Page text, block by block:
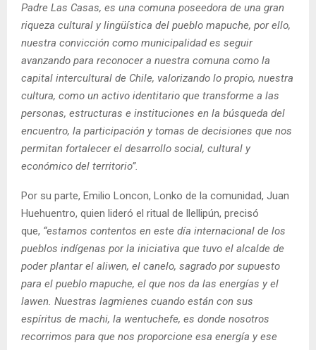
Padre Las Casas, es una comuna poseedora de una gran
riqueza cultural y lingüística del pueblo mapuche, por ello,
nuestra convicción como municipalidad es seguir
avanzando para reconocer a nuestra comuna como la
capital intercultural de Chile, valorizando lo propio, nuestra
cultura, como un activo identitario que transforme a las
personas, estructuras e instituciones en la búsqueda del
encuentro, la participación y tomas de decisiones que nos
permitan fortalecer el desarrollo social, cultural y
económico del territorio”.
Por su parte, Emilio Loncon, Lonko de la comunidad, Juan
Huehuentro, quien lideró el ritual de llellipún, precisó
que, “estamos contentos en este día internacional de los
pueblos indígenas por la iniciativa que tuvo el alcalde de
poder plantar el aliwen, el canelo, sagrado por supuesto
para el pueblo mapuche, el que nos da las energías y el
lawen. Nuestras lagmienes cuando están con sus
espíritus de machi, la wentuchefe, es donde nosotros
recorrimos para que nos proporcione esa energía y ese